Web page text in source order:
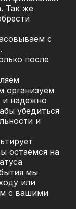
Так же
с
после
организуем
и надежно
убедиться
и
остаёмся на
мы
или
с вашими